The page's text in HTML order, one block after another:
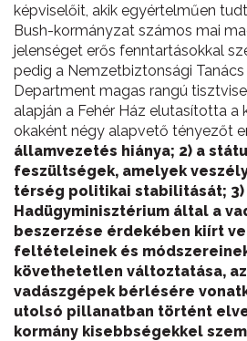
képviselőit, akik egyértelműen
Bush-kormányzat számos mai
jelenséget erős fenntartásokkal
pedig a Nemzetbiztonsági
Department magas rangú
alapján a Fehér Ház elutasította a
okaként négy alapvető tényezőt
államvezetés hiánya; 2) a
feszültségek, amelyek
térség politikai stabilitását; 3)
Hadügyminisztérium által a
beszerzése érdekében kiírt
feltételeinek és
követhetetlen változtatása, az
vadászgépek bérlésére
utolsó pillanatban történt
kormány kisebbségekkel